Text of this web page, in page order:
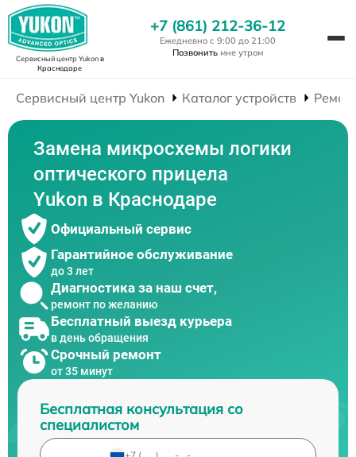
Сервисный центр Yukonв
Краснодаре
+7 (861) 212-36-12
Ежедневно с 9:00 до 21:00
Позвонить мне утром
Сервисный центр Yukon Каталог устройств
Замена микросхемы логики
оптического прицела
Yukon в Краснодаре
Официальный сервис
Гарантийное обслуживание
до 3 лет
Диагностика за наш счет,
ремонт по желанию
Бесплатный выезд курьера
в день обращения
Срочный ремонт
от 35 минут
Бесплатная консультация со
специалистом